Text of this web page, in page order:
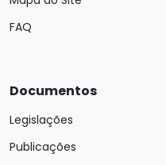
FAQ
Documentos
Legislações
Publicações